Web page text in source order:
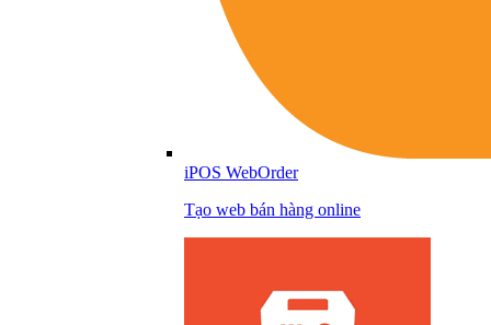
iPOS WebOrder
Tạo web bán hàng online